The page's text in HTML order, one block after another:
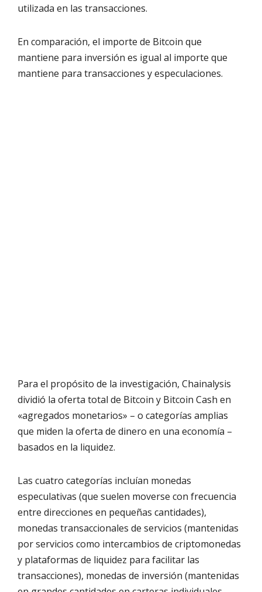
utilizada en las transacciones.
En comparación, el importe de Bitcoin que
mantiene para inversión es igual al importe que
mantiene para transacciones y especulaciones.
Para el propósito de la investigación, Chainalysis
dividió la oferta total de Bitcoin y Bitcoin Cash en
«agregados monetarios» – o categorías amplias
que miden la oferta de dinero en una economía –
basados en la liquidez.
Las cuatro categorías incluían monedas
especulativas (que suelen moverse con frecuencia
entre direcciones en pequeñas cantidades),
monedas transaccionales de servicios (mantenidas
por servicios como intercambios de criptomonedas
y plataformas de liquidez para facilitar las
transacciones), monedas de inversión (mantenidas